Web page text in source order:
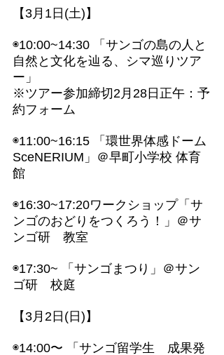
【3月1日(土)】
◉10:00~14:30 「サンゴの島の人と
自然と文化を辿る、シマ巡りツア
ー」
※ツアー参加締切2月28日正午： 予
約フォーム
◉11:00~16:15 「環世界体感ドーム
SceNERIUM」＠早町小学校 体育
館
◉16:30~17:20ワークショップ「サ
ンゴのおどりをつくろう！」＠サ
ンゴ研　教室
◉17:30~ 「サンゴまつり」＠サン
ゴ研　校庭
【3月2日(日)】
◉14:00〜 「サンゴ留学生　成果発